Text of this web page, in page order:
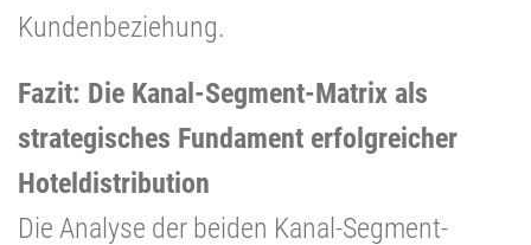
Kundenbeziehung.
Fazit: Die Kanal-Segment-Matrix als
strategisches Fundament erfolgreicher
Hoteldistribution
Die Analyse der beiden Kanal-Segment-